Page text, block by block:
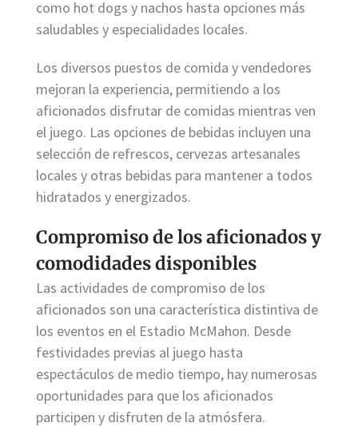
como hot dogs y nachos hasta opciones más
saludables y especialidades locales.
Los diversos puestos de comida y vendedores
mejoran la experiencia, permitiendo a los
aficionados disfrutar de comidas mientras ven
el juego. Las opciones de bebidas incluyen una
selección de refrescos, cervezas artesanales
locales y otras bebidas para mantener a todos
hidratados y energizados.
Compromiso de los aficionados y
comodidades disponibles
Las actividades de compromiso de los
aficionados son una característica distintiva de
los eventos en el Estadio McMahon. Desde
festividades previas al juego hasta
espectáculos de medio tiempo, hay numerosas
oportunidades para que los aficionados
participen y disfruten de la atmósfera.